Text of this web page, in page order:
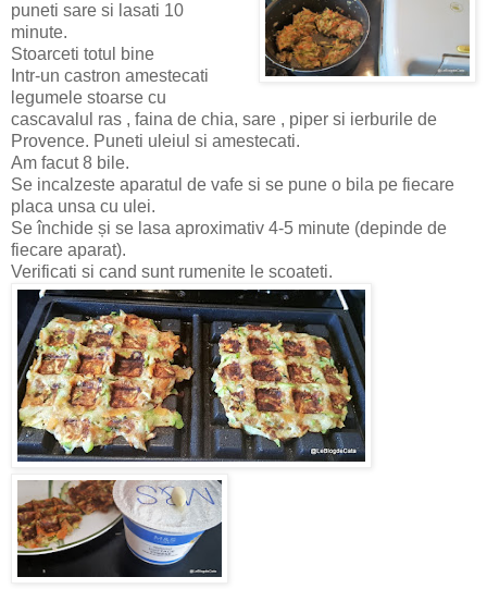
puneti sare si lasati 10
minute.
Stoarceti totul bine
Intr-un castron amestecati
legumele stoarse cu
cascavalul ras , faina de chia, sare , piper si ierburile de
Provence. Puneti uleiul si amestecati.
Am facut 8 bile.
Se incalzeste aparatul de vafe si se pune o bila pe fiecare
placa unsa cu ulei.
Se închide și se lasa aproximativ 4-5 minute (depinde de
fiecare aparat).
Verificati si cand sunt rumenite le scoateti.